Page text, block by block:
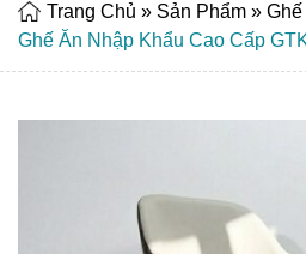
Trang Chủ » Sản Phẩm » Ghế
Ghế Ăn Nhập Khẩu Cao Cấp